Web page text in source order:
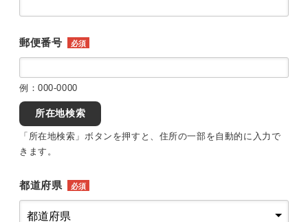
郵便番号 必須
例：000-0000
所在地検索
「所在地検索」ボタンを押すと、住所の一部を自動的に入力で
きます。
都道府県 必須